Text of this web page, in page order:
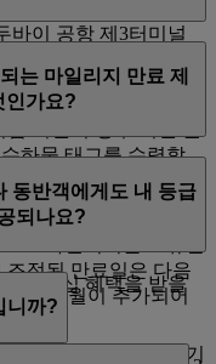
바이 공항 제3터미널
회원은 계속해서 팩과
있습니다.
지, 콩코스 B
직원으로부터
하물 태그를 수령할
청할 수 있습니다.
는 마일리지 만료 제
인가요?
을 유지하는 동안 만료
우 현 플래티넘 등급
정된 만료일은 다음
(3) 개월이 추가되어
동반객에게도 내 등급
되나요?
멤버십 혜택을 받을
다.
인 데스크나 항공기 기
니까?